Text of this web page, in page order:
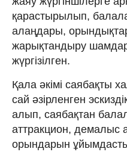
қарастырылып,
алаңдары,
жарықтандыру
жүргізілген.
Қала әкімі саябақты
сай әзірленген
алып, саябақтан
аттракцион, демалыс
орындарын